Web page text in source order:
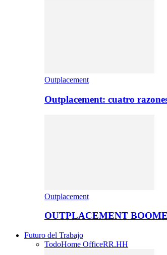
Outplacement
Outplacement: cuatro
Outplacement
OUTPLACEMENT
Futuro del Trabajo
TodoHome OfficeRR.HH